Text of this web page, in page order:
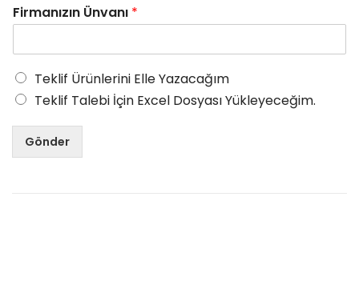
Firmanızın Ünvanı *
Teklif Ürünlerini Elle Yazacağım
Teklif Talebi İçin Excel Dosyası Yükleyeceğim.
Gönder